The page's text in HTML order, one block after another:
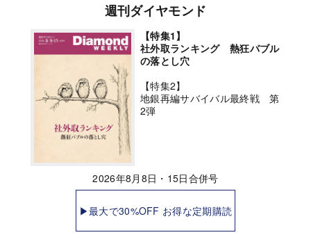
週刊ダイヤモンド
【特集1】
社外取ランキング 熱狂バブル
の落とし穴
【特集2】
地銀再編サバイバル最終戦 第
2弾
2026年8月8日・15日合併号
▶最大で30%OFF お得な定期購読